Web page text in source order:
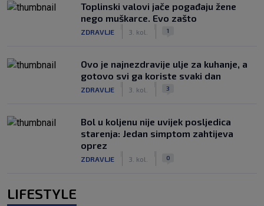
Toplinski valovi jače pogađaju žene
nego muškarce. Evo zašto
ZDRAVLJE 3. kol. 1
Ovo je najnezdravije ulje za kuhanje, a
gotovo svi ga koriste svaki dan
ZDRAVLJE 3. kol. 3
Bol u koljenu nije uvijek posljedica
starenja: Jedan simptom zahtijeva
oprez
ZDRAVLJE 3. kol. 0
LIFESTYLE